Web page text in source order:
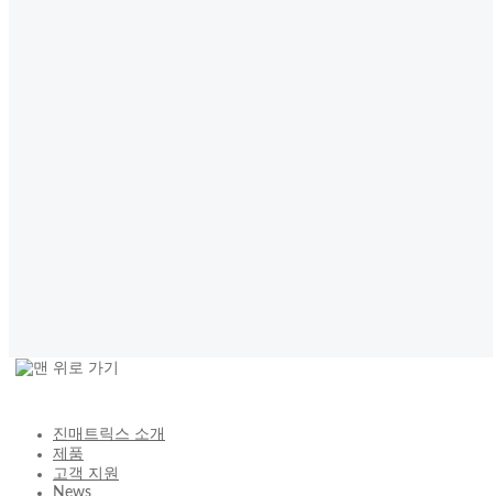
진매트릭스 소개
제품
고객 지원
News